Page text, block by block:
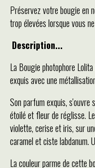
Préservez votre bougie en
trop élevées lorsque vous
Description...
La Bougie photophore
exquis avec une
Son parfum exquis, s'ouvre
étoilé et fleur de réglisse.
violette, cerise et iris, sur
caramel et ciste labdanum.
La couleur parme de cette